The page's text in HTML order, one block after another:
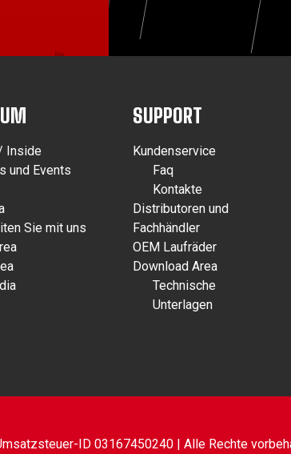
Inside
und Events
Sie mit uns
SUPPORT
Kundenservice
Faq
Kontakte
Distributoren und
Fachhändler
OEM Laufräder
Download Area
Technische
Unterlagen
ID 03167450240 | Alle Rechte